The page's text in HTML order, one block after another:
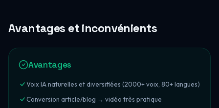
Avantages et inconvénients
Avantages
Voix IA naturelles et diversifiées (2000+ voix, 80+ langues)
Conversion article/blog → vidéo très pratique